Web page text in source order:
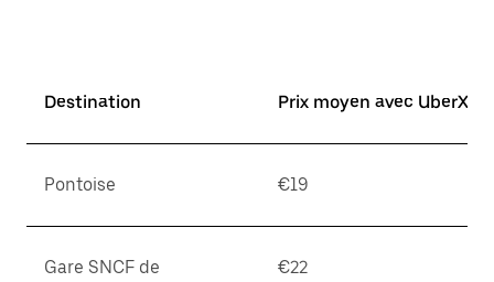
Destination Prix moyen avec UberX*
Pontoise €19
Gare SNCF de
€22